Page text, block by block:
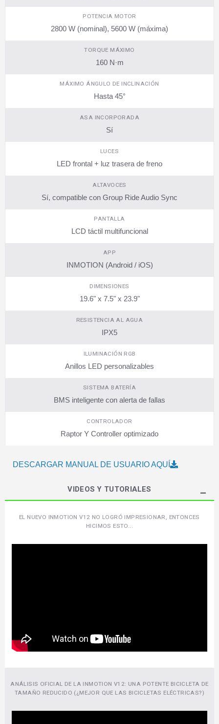
POTENCIA MOTOR
2800 W (nominal), 5600 W (máxima)
TORQUE MÁXIMO
160 N·m
MÁXIMO ÁNGULO DE INCLINACIÓN
Hasta 45°
ASA INCORPORADA
Sí
LUCES
LED frontal + luz trasera de freno
ALTAVOCES
Sí, compatible con Group Ride Audio Sync
PANTALLA
LCD táctil multifuncional
APP
INMOTION (Android / iOS)
DIMENSIONES
19.6" x 7.5" x 23.9"
RESISTENCIA AL AGUA
IPX5
ILUMINACIÓN RGB
Anillos LED personalizables
SISTEMA BATERÍA
BMS inteligente con alerta de fallas
CONTROLADOR
Raptor Y Controller optimizado
DESCARGAR MANUAL DE USUARIO AQUÍ
VIDEOS Y TUTORIALES
EL NUEVO INMOTION V12 NO LOGRÓ IMPRESIONAR, ENTONCES
HICIMOS ESTO...
ANÁLISIS OFICIAL DE LA INMOTION V12: UNA POTENTE BICICLETA DE
TAMAÑO REDUCIDO (¿MEJOR QUE LAS BICICLETAS ELÉCTRICAS?)